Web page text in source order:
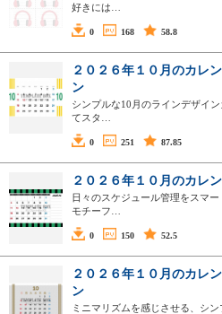
好きには…
0 168 58.8
２０２６年１０月のカレ
ン
シンプルな10月のラインデザイ
てスタ…
0 251 87.85
２０２６年１０月のカレ
日々のスケジュール管理をスマ
モチーフ…
0 150 52.5
２０２６年１０月のカレ
ン
ミニマリズムを感じさせる、シ